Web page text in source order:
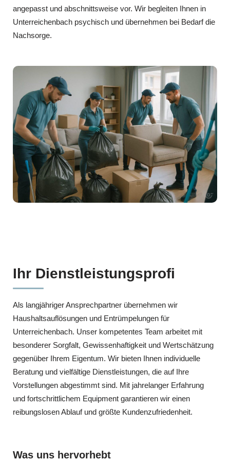
angepasst und abschnittsweise vor. Wir begleiten Ihnen in
Unterreichenbach psychisch und übernehmen bei Bedarf die
Nachsorge.
Ihr Dienstleistungsprofi
Als langjähriger Ansprechpartner übernehmen wir
Haushaltsauflösungen und Entrümpelungen für
Unterreichenbach. Unser kompetentes Team arbeitet mit
besonderer Sorgfalt, Gewissenhaftigkeit und Wertschätzung
gegenüber Ihrem Eigentum. Wir bieten Ihnen individuelle
Beratung und vielfältige Dienstleistungen, die auf Ihre
Vorstellungen abgestimmt sind. Mit jahrelanger Erfahrung
und fortschrittlichem Equipment garantieren wir einen
reibungslosen Ablauf und größte Kundenzufriedenheit.
Was uns hervorhebt